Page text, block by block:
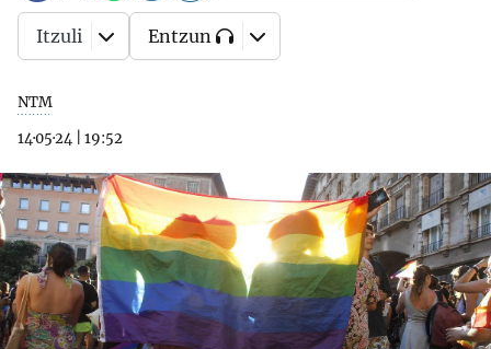
NTM
14·05·24
19:52
Itzuli Entzun